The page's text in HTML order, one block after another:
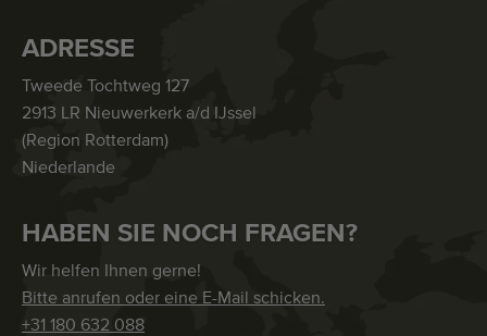
ADRESSE
Tweede Tochtweg 127
2913 LR Nieuwerkerk a/d IJssel
(Region Rotterdam)
Niederlande
HABEN SIE NOCH FRAGEN?
Wir helfen Ihnen gerne!
Bitte anrufen oder eine E-Mail schicken.
+31 180 632 088